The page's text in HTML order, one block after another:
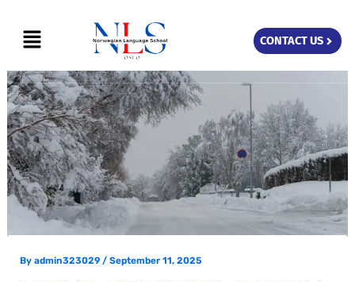
content
Menu CONTACT US
By admin323029 / September 11, 2025